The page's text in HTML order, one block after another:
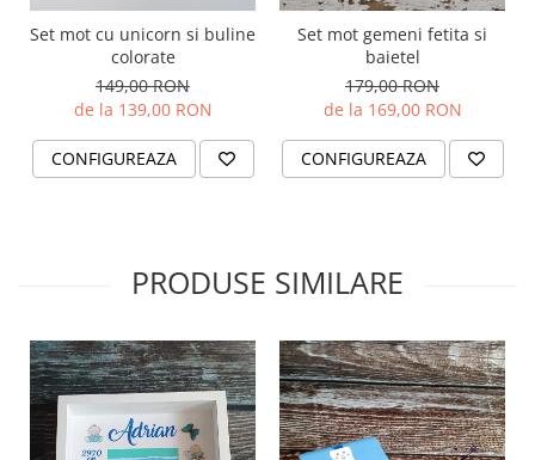
Set mot cu unicorn si buline
colorate
149,00 RON
de la 139,00 RON
CONFIGUREAZA
Set mot gemeni fetita si
baietel
179,00 RON
de la 169,00 RON
CONFIGUREAZA
PRODUSE SIMILARE